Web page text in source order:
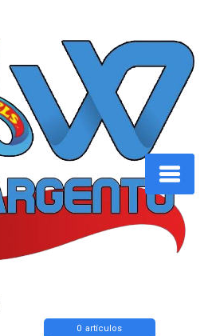
0 artículos